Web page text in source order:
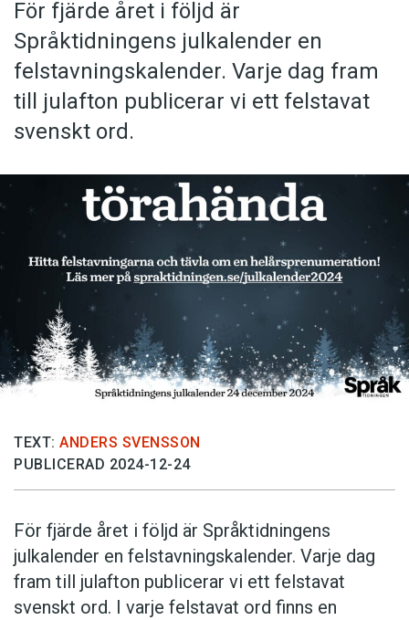
För fjärde året i följd är
Språktidningens julkalender en
felstavningskalender. Varje dag fram
till julafton publicerar vi ett felstavat
svenskt ord.
TEXT: ANDERS SVENSSON
PUBLICERAD 2024-12-24
För fjärde året i följd är Språktidningens
julkalender en felstavningskalender. Varje dag
fram till julafton publicerar vi ett felstavat
svenskt ord. I varje felstavat ord finns en